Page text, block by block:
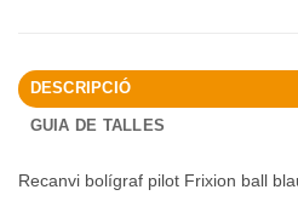
DESCRIPCIÓ
GUIA DE TALLES
Recanvi bolígraf pilot Frixion ball